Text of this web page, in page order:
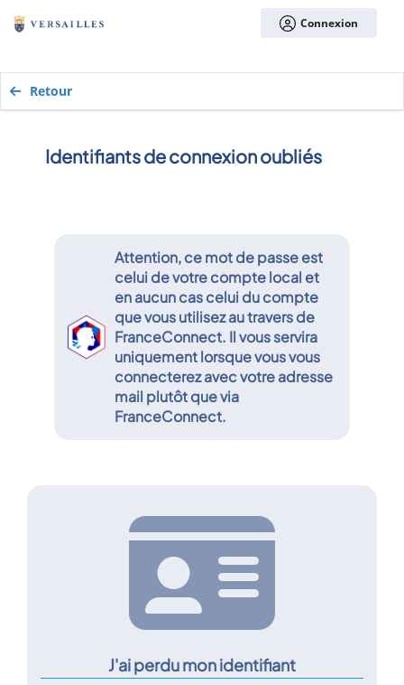
Connexion
Retour
Identifiants de connexion oubliés
Attention, ce mot de passe est
celui de votre compte local et
en aucun cas celui du compte
que vous utilisez au travers de
FranceConnect. Il vous servira
uniquement lorsque vous vous
connecterez avec votre adresse
mail plutôt que via
FranceConnect.
J'ai perdu mon identifiant